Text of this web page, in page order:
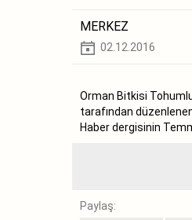
MERKEZ
02.12.2016
Orman Bitkisi
tarafından
Haber dergisinin
Paylaş: